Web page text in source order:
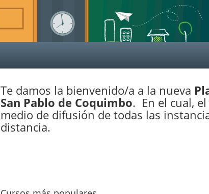
Te damos la bienvenido/a a la nueva
San Pablo de Coquimbo. En el cual,
medio de difusión de todas las
distancia.